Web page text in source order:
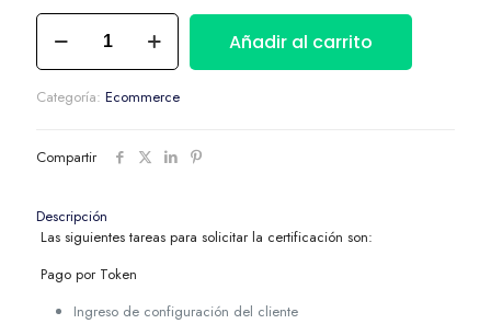
Añadir al carrito
Categoría: Ecommerce
Compartir
Descripción
Las siguientes tareas para solicitar la certificación son:
Pago por Token
Ingreso de configuración del cliente